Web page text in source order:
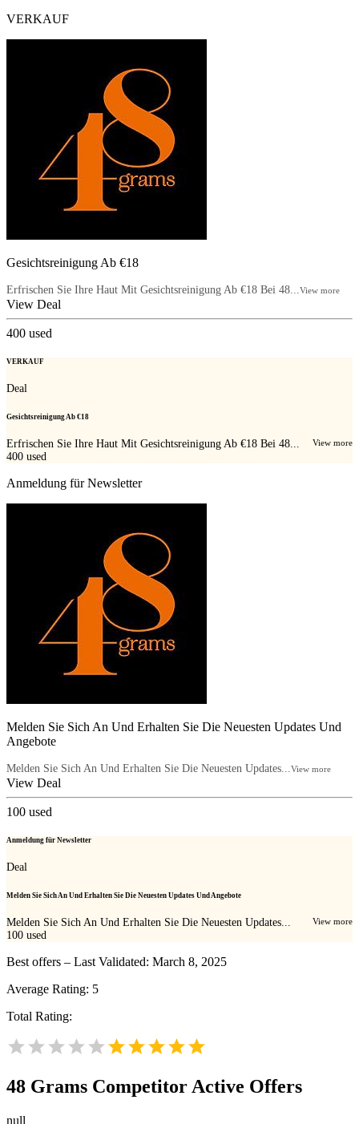
VERKAUF
Gesichtsreinigung Ab €18
Erfrischen Sie Ihre Haut Mit Gesichtsreinigung Ab €18 Bei 48...View more
View Deal
400 used
VERKAUF
Deal
Gesichtsreinigung Ab €18
Erfrischen Sie Ihre Haut Mit Gesichtsreinigung Ab €18 Bei 48... View more
400 used
Anmeldung für Newsletter
Melden Sie Sich An Und Erhalten Sie Die Neuesten Updates Und
Angebote
Melden Sie Sich An Und Erhalten Sie Die Neuesten Updates... View more
View Deal
100 used
Anmeldung für Newsletter
Deal
Melden Sie Sich An Und Erhalten Sie Die Neuesten Updates Und Angebote
Melden Sie Sich An Und Erhalten Sie Die Neuesten Updates... View more
100 used
Best offers – Last Validated: March 8, 2025
Average Rating: 5
Total Rating:
48 Grams Competitor Active Offers
null